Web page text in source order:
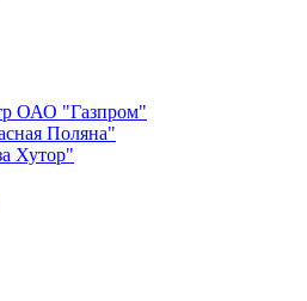
ОАО "Газпром"
Поляна"
Хутор"